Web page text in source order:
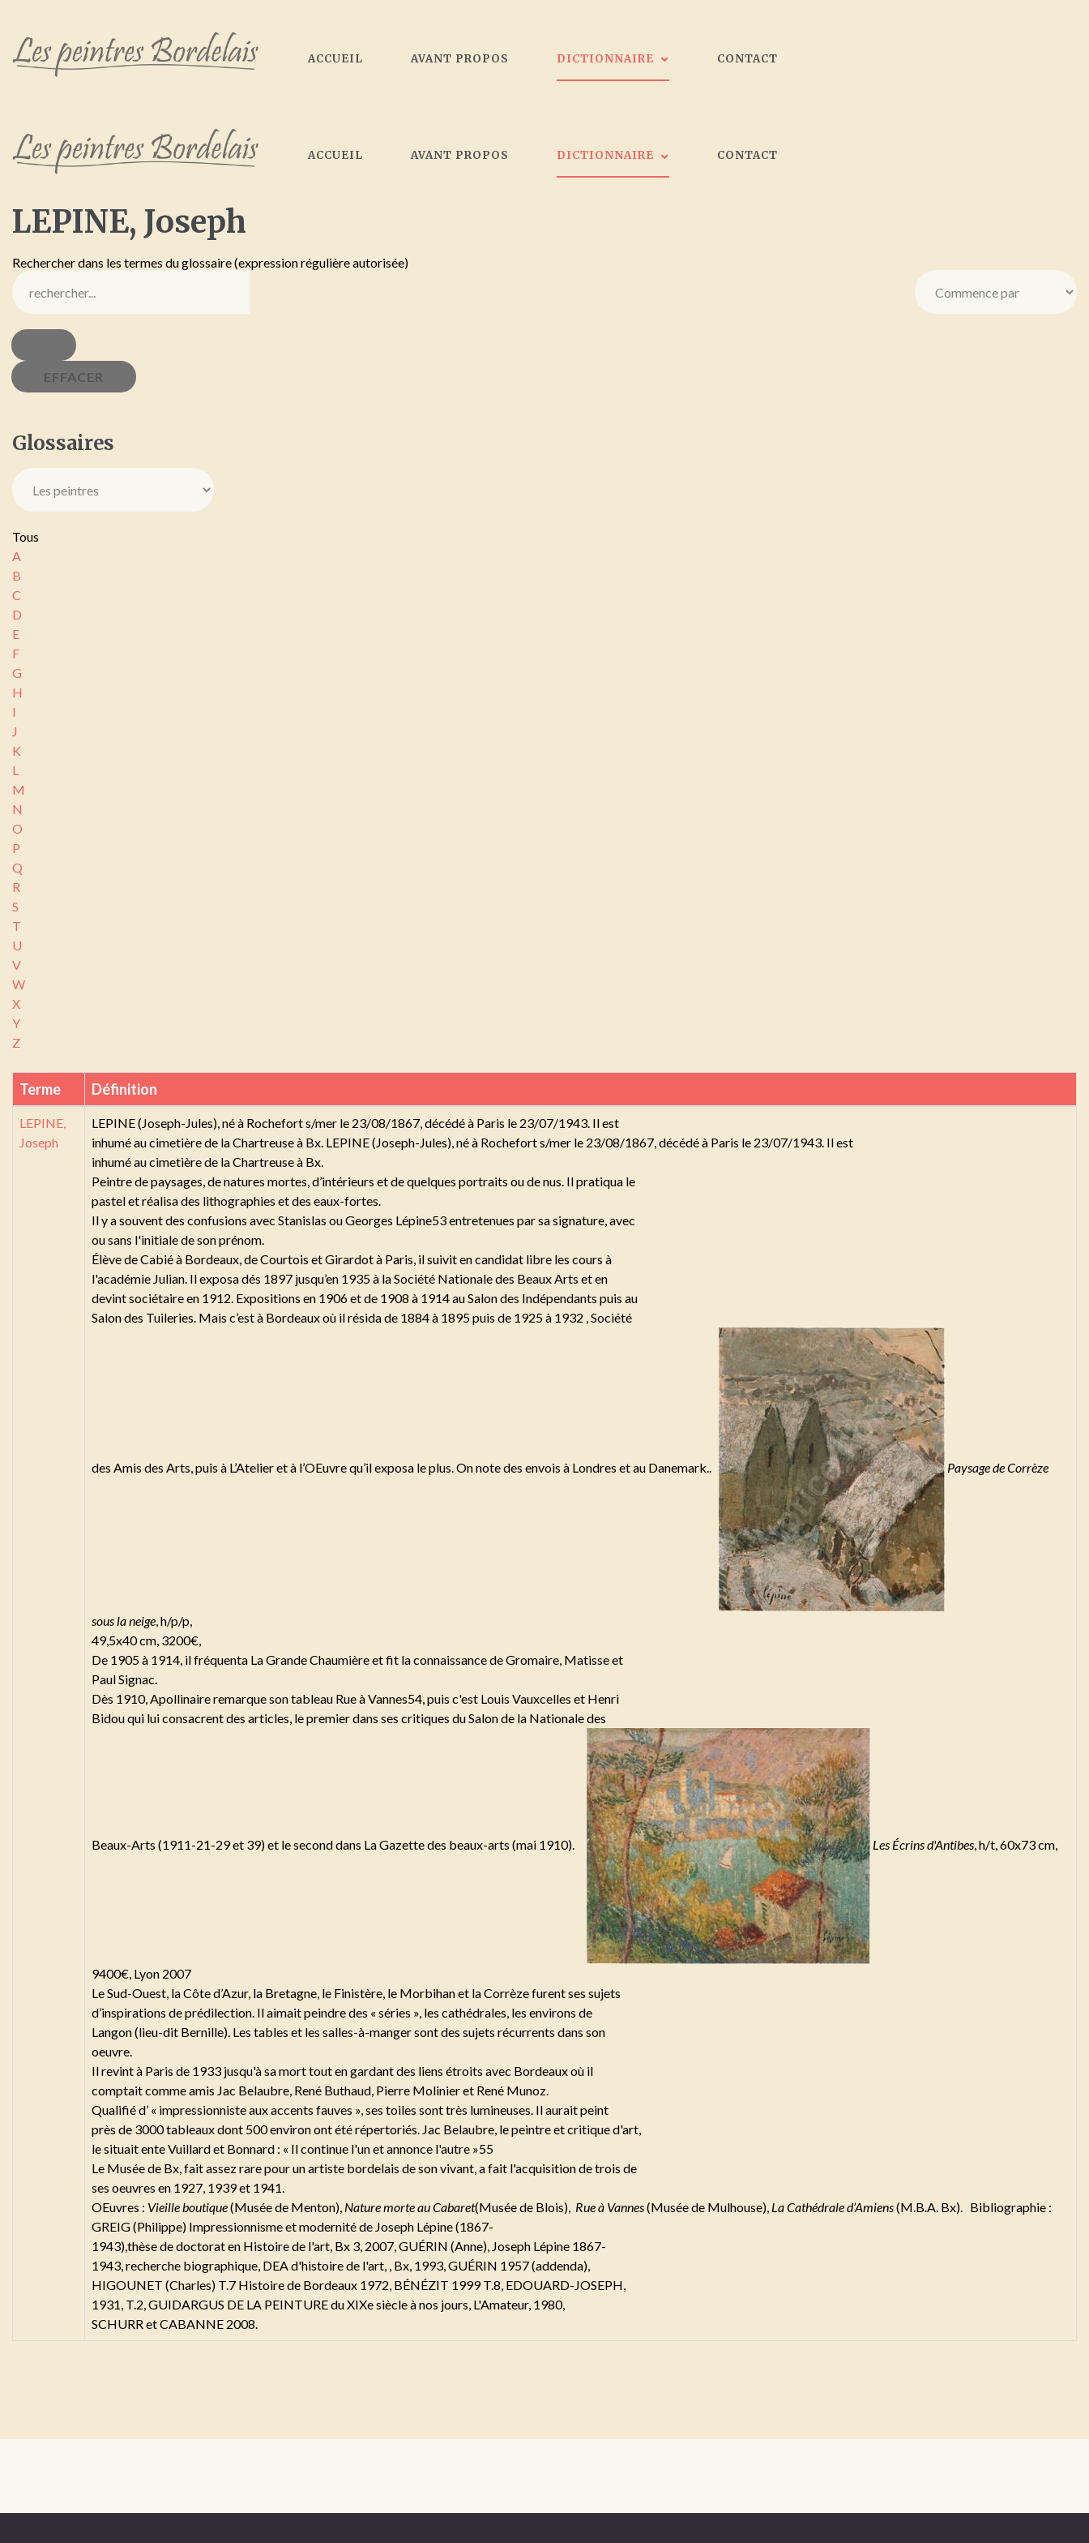
ACCUEIL AVANT PROPOS DICTIONNAIRE
Galeristes
CONTACT
ACCUEIL AVANT PROPOS DICTIONNAIRE CONTACT
LEPINE, Joseph
Rechercher dans les termes du glossaire (expression régulière autorisée)
Glossaires
Tous
A
B
C
D
E
F
G
H
I
J
K
L
M
N
O
P
Q
R
S
T
U
V
W
X
Y
Z
Terme Définition
LEPINE,
Joseph
LEPINE (Joseph-Jules), né à Rochefort s/mer le 23/08/1867, décédé à Paris le 23/07/1943. Il est
inhumé au cimetière de la Chartreuse à Bx. LEPINE (Joseph-Jules), né à Rochefort s/mer le 23/08/1867, décédé à Paris le 23/07/1943. Il est
inhumé au cimetière de la Chartreuse à Bx.
Peintre de paysages, de natures mortes, d’intérieurs et de quelques portraits ou de nus. Il pratiqua le
pastel et réalisa des lithographies et des eaux-fortes.
Il y a souvent des confusions avec Stanislas ou Georges Lépine53 entretenues par sa signature, avec
ou sans l'initiale de son prénom.
Élève de Cabié à Bordeaux, de Courtois et Girardot à Paris, il suivit en candidat libre les cours à
l'académie Julian. Il exposa dés 1897 jusqu’en 1935 à la Société Nationale des Beaux Arts et en
devint sociétaire en 1912. Expositions en 1906 et de 1908 à 1914 au Salon des Indépendants puis au
Salon des Tuileries. Mais c’est à Bordeaux où il résida de 1884 à 1895 puis de 1925 à 1932 , Société
des Amis des Arts, puis à L’Atelier et à l’OEuvre qu’il exposa le plus. On note des envois à Londres et au Danemark.. Paysage de Corrèze
sous la neige, h/p/p,
49,5x40 cm, 3200€,
De 1905 à 1914, il fréquenta La Grande Chaumière et fit la connaissance de Gromaire, Matisse et
Paul Signac.
Dès 1910, Apollinaire remarque son tableau Rue à Vannes54, puis c'est Louis Vauxcelles et Henri
Bidou qui lui consacrent des articles, le premier dans ses critiques du Salon de la Nationale des
Beaux-Arts (1911-21-29 et 39) et le second dans La Gazette des beaux-arts (mai 1910). Les Écrins d'Antibes, h/t, 60x73 cm,
9400€, Lyon 2007
Le Sud-Ouest, la Côte d’Azur, la Bretagne, le Finistère, le Morbihan et la Corrèze furent ses sujets
d’inspirations de prédilection. Il aimait peindre des « séries », les cathédrales, les environs de
Langon (lieu-dit Bernille). Les tables et les salles-à-manger sont des sujets récurrents dans son
oeuvre.
Il revint à Paris de 1933 jusqu'à sa mort tout en gardant des liens étroits avec Bordeaux où il
comptait comme amis Jac Belaubre, René Buthaud, Pierre Molinier et René Munoz.
Qualifié d’ « impressionniste aux accents fauves », ses toiles sont très lumineuses. Il aurait peint
près de 3000 tableaux dont 500 environ ont été répertoriés. Jac Belaubre, le peintre et critique d'art,
le situait ente Vuillard et Bonnard : « Il continue l'un et annonce l'autre »55
Le Musée de Bx, fait assez rare pour un artiste bordelais de son vivant, a fait l'acquisition de trois de
ses oeuvres en 1927, 1939 et 1941.
OEuvres : Vieille boutique(Musée de Menton), Nature morte au Cabaret(Musée de Blois), Rue à Vannes(Musée de Mulhouse), La Cathédrale d’Amiens(M.B.A. Bx). Bibliographie :
GREIG (Philippe) Impressionnisme et modernité de Joseph Lépine (1867-
1943),thèse de doctorat en Histoire de l'art, Bx 3, 2007, GUÉRIN (Anne), Joseph Lépine 1867-
1943, recherche biographique, DEA d'histoire de l'art, , Bx, 1993, GUÉRIN 1957 (addenda),
HIGOUNET (Charles) T.7 Histoire de Bordeaux 1972, BÉNÉZIT 1999 T.8, EDOUARD-JOSEPH,
1931, T.2, GUIDARGUS DE LA PEINTURE du XIXe siècle à nos jours, L'Amateur, 1980,
SCHURR et CABANNE 2008.